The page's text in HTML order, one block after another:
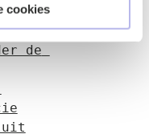
cookiesonder de
de